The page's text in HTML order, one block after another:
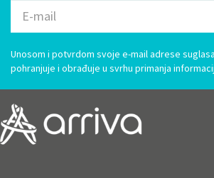
Unosom i potvrdom svoje e-mail adrese
pohranjuje i obrađuje u svrhu primanja